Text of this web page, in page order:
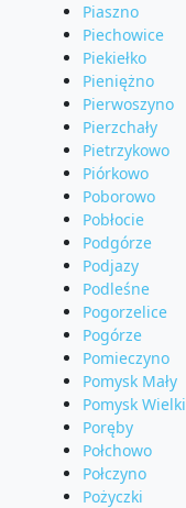
Piaszno
Piechowice
Piekiełko
Pieniężno
Pierwoszyno
Pierzchały
Pietrzykowo
Piórkowo
Poborowo
Pobłocie
Podgórze
Podjazy
Podleśne
Pogorzelice
Pogórze
Pomieczyno
Pomysk Mały
Pomysk Wielki
Poręby
Połchowo
Połczyno
Pożyczki